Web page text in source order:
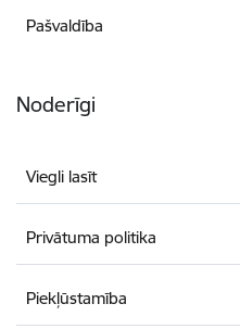
Pašvaldība
Noderīgi
Viegli lasīt
Privātuma politika
Piekļūstamība